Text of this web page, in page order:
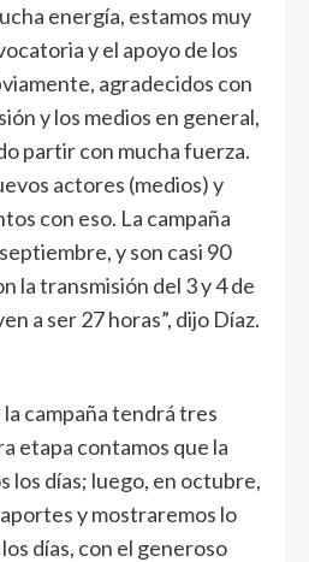
energía, estamos muy
y el apoyo de los
agradecidos con
y los medios en general,
partir con mucha fuerza.
actores (medios) y
con eso. La campaña
y son casi 90
la transmisión del 3 y 4 de
a ser 27 horas”, dijo Díaz.
campaña tendrá tres
etapa contamos que la
los días; luego, en octubre,
y mostraremos lo
días, con el generoso